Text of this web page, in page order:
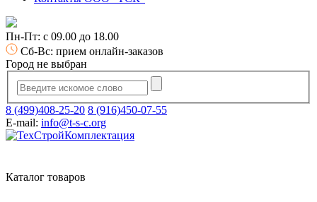
Пн-Пт: с 09.00 до 18.00
Сб-Вс: прием онлайн-заказов
Город не выбран
8 (499)408-25-20 8 (916)450-07-55
E-mail: info@t-s-c.org
Каталог товаров